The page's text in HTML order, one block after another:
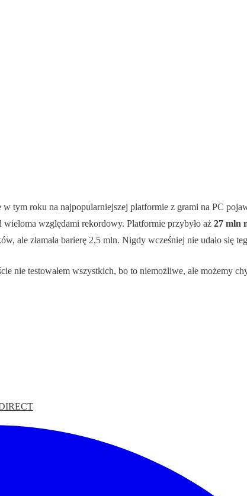
tym roku na najpopularniejszej platformie z grami na PC
względami rekordowy. Platformie przybyło aż 27 mln
złamała barierę 2,5 mln. Nigdy wcześniej nie udało się
nie testowałem wszystkich, bo to niemożliwe, ale możemy